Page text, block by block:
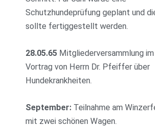
Schutzhundeprüfung geplant und
sollte fertiggestellt werden.
28.05.65 Mitgliederversammlung
Vortrag von Herrn Dr. Pfeiffer über
Hundekrankheiten.
September: Teilnahme am
mit zwei schönen Wagen.